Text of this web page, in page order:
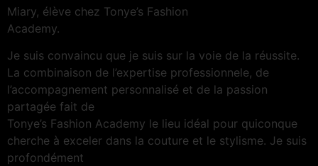
Miary, élève chez Tonye’s Fashion
Academy.
Je suis convaincu que je suis sur la voie de la réussite.
La combinaison de l’expertise professionnele, de
l’accompagnement personnalisé et de la passion
partagée fait de
Tonye’s Fashion Academy le lieu idéal pour quiconque
cherche à exceler dans la couture et le stylisme. Je suis
profondément